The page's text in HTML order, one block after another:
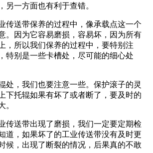
另一方面也有利于查错。
传送带保养的过程中，像承载点这一个
。因为它容易磨损，容易坏，因为所有
，所以我们保养的过程中，要特别注
特别是一些卡槽处，尽可能的细心处
处，我们也要注意一些。保护滚子的灵
下托辊如果有坏了或者断了，要及时的
。
传送带出现了磨损，我们一定要定期检
道，如果坏了的工业传送带没有及时更
候，出现了断裂的情况，后果真的不敢